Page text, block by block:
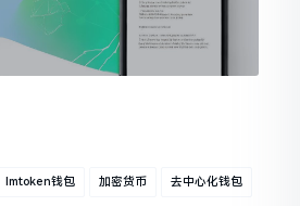
Imtoken钱包 加密货币 去中心化钱包